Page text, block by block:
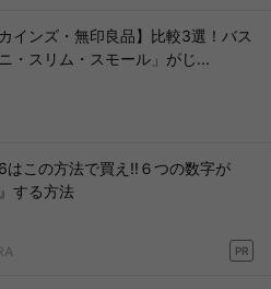
カインズ・無印良品】比較3選！バス
・スリム・スモール」がじ...
はこの方法で買え!!６つの数字が
する方法
PR